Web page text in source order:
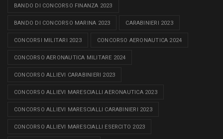
BANDO DI CONCORSO FINANZA 2023
BANDO DI CONCORSO MARINA 2023 CARABINIERI 2023
CONCORSI MILITARI 2023 CONCORSO AERONAUTICA 2024
CONCORSO AERONAUTICA MILITARE 2024
CONCORSO ALLIEVI CARABINIERI 2023
CONCORSO ALLIEVI MARESCIALLI AERONAUTICA 2023
CONCORSO ALLIEVI MARESCIALLI CARABINIERI 2023
CONCORSO ALLIEVI MARESCIALLI ESERCITO 2023